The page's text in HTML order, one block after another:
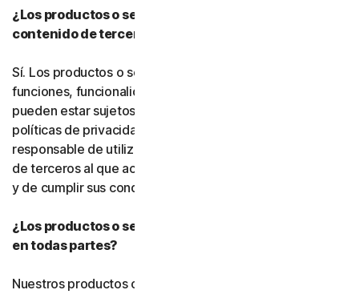
¿Los productos o servicios incluyen funciones o
contenido de terceros?
Sí. Los productos o servicios pueden incorporar
funciones, funcionalidades o contenido de terceros, que
pueden estar sujetos a condiciones de servicio y
políticas de privacidad de terceros. Usted es
responsable de utilizar correctamente cualquier recurso
de terceros al que acceda a través de nuestros servicios
y de cumplir sus condiciones de servicio.
¿Los productos o servicios de Gen están disponibles
en todas partes?
Nuestros productos o servicios, o determinadas